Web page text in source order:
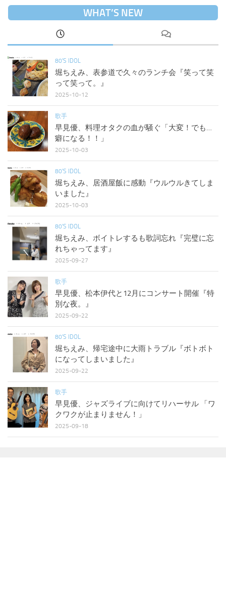
WHAT’S NEW
80'S IDOL
堀ちえみ、表参道で久々のランチ会『笑って笑
って笑って。』
2025-10-12
歌手
早見優、料理オタクの血が騒ぐ「大変！でも…
癖になる！！」
2025-10-03
80'S IDOL
堀ちえみ、居酒屋飯に感動『ウルウルきてしま
いました』
2025-10-03
80'S IDOL
堀ちえみ、ボイトレするも歌詞忘れ『完璧に忘
れちゃってます』
2025-09-27
歌手
早見優、松本伊代と12月にコンサート開催『特
別な夜。』
2025-09-22
80'S IDOL
堀ちえみ、帰宅途中に大雨トラブル『ボトボト
になってしまいました』
2025-09-22
歌手
早見優、ジャズライブに向けてリハーサル 「ワ
クワクが止まりません！」
2025-09-18